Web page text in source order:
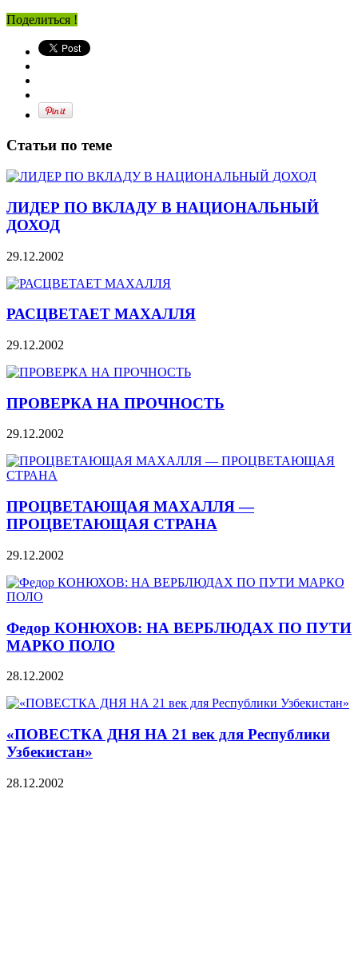
Поделиться !
Статьи по теме
ЛИДЕР ПО ВКЛАДУ В НАЦИОНАЛЬНЫЙ
ДОХОД
29.12.2002
РАСЦВЕТАЕТ МАХАЛЛЯ
29.12.2002
ПРОВЕРКА НА ПРОЧНОСТЬ
29.12.2002
ПРОЦВЕТАЮЩАЯ МАХАЛЛЯ —
ПРОЦВЕТАЮЩАЯ СТРАНА
29.12.2002
Федор КОНЮХОВ: НА ВЕРБЛЮДАХ ПО ПУТИ
МАРКО ПОЛО
28.12.2002
«ПОВЕСТКА ДНЯ НА 21 век для Республики
Узбекистан»
28.12.2002